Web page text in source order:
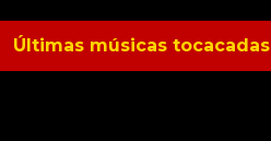
Últimas músicas tocacadas